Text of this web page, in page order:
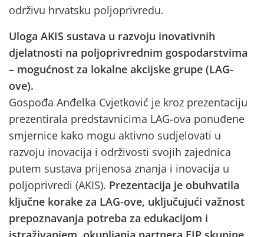
održivu hrvatsku poljoprivredu.
Uloga AKIS sustava u razvoju inovativnih
djelatnosti na poljoprivrednim gospodarstvima
– mogućnost za lokalne akcijske grupe (LAG-
ove).
Gospođa Anđelka Cvjetković je kroz prezentaciju
prezentirala predstavnicima LAG-ova ponuđene
smjernice kako mogu aktivno sudjelovati u
razvoju inovacija i održivosti svojih zajednica
putem sustava prijenosa znanja i inovacija u
poljoprivredi (AKIS). Prezentacija je obuhvatila
ključne korake za LAG-ove, uključujući važnost
prepoznavanja potreba za edukacijom i